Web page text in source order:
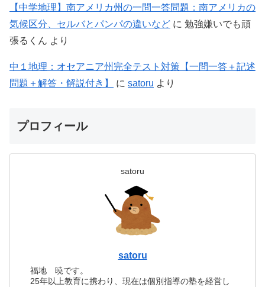
【中学地理】南アメリカ州の一問一答問題：南アメリカの
気候区分、セルバとパンパの違いなど に 勉強嫌いでも頑
張るくん より
中１地理：オセアニア州完全テスト対策【一問一答＋記述
問題＋解答・解説付き】
に satoru より
プロフィール
satoru
satoru
福地 暁です。
25年以上教育に携わり、現在は個別指導の塾を経営し